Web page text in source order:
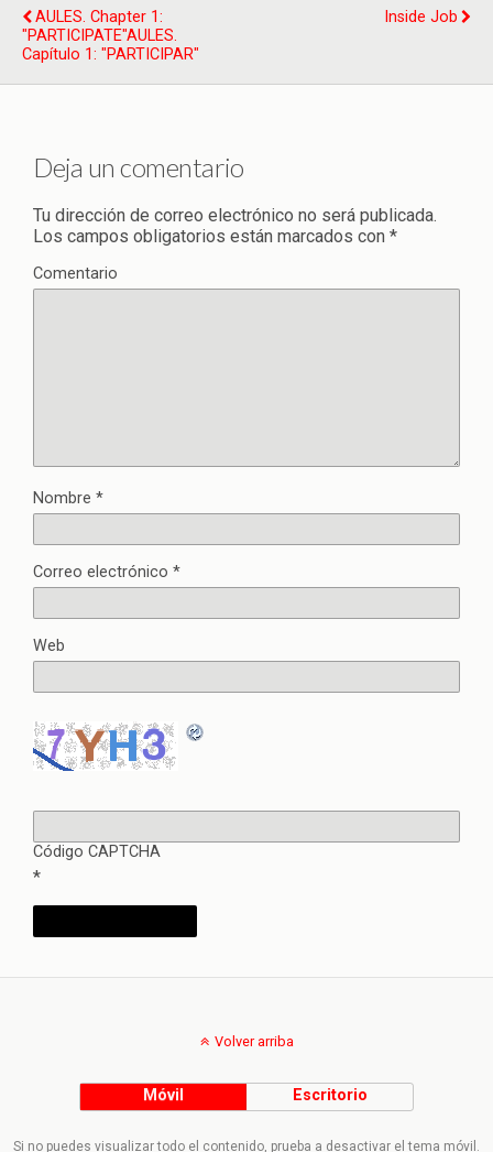
AULES. Chapter 1:
"PARTICIPATE"AULES.
Capítulo 1: "PARTICIPAR"
Inside Job
Deja un comentario
Tu dirección de correo electrónico no será publicada.
Los campos obligatorios están marcados con *
Comentario
Nombre *
Correo electrónico *
Web
Código CAPTCHA
*
Volver arriba
Móvil Escritorio
Si no puedes visualizar todo el contenido, prueba a desactivar el tema móvil.